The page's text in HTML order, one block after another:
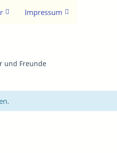
Impressum
und Freunde